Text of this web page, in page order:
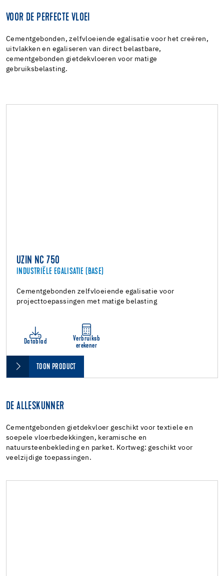
VOOR DE PERFECTE VLOEI
Cementgebonden, zelfvloeiende egalisatie voor het creëren,
uitvlakken en egaliseren van direct belastbare,
cementgebonden gietdekvloeren voor matige
gebruiksbelasting.
UZIN NC 750
INDUSTRIËLE EGALISATIE (BASE)
Cementgebonden zelfvloeiende egalisatie voor
projecttoepassingen met matige belasting
Datablad
Verbruiksb
erekener
TOON PRODUCT
DE ALLESKUNNER
Cementgebonden gietdekvloer geschikt voor textiele en
soepele vloerbedekkingen, keramische en
natuursteenbekleding en parket. Kortweg: geschikt voor
veelzijdige toepassingen.